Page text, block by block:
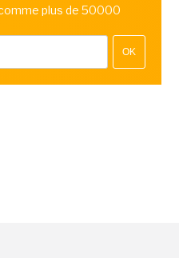
plus de 50000
OK